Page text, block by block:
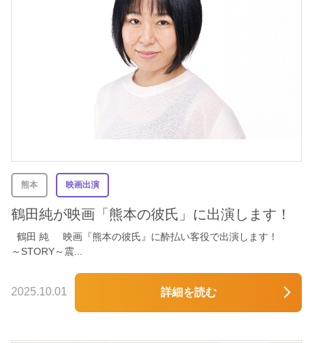
熊本 映画出演
鶴田純が映画「熊本の彼氏」に出演します！
鶴田 純 映画『熊本の彼氏』に酔払い客役で出演します！
～STORY～震...
2025.10.01 詳細を読む